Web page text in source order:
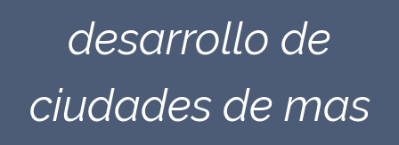
desarrollo de
ciudades de mas